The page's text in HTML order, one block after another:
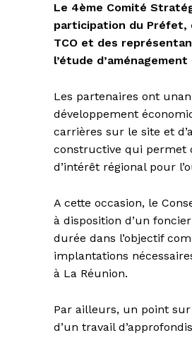
Le 4ème Comité
participation du Préfet,
TCO et des
l’étude
Les partenaires ont
développement
carrières sur le site et
constructive qui permet
d’intérêt régional pour
A cette occasion, le
à disposition d’un
durée dans l’objectif
implantations
à La Réunion.
Par ailleurs, un point
d’un travail